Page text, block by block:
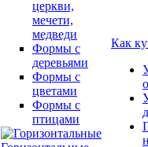
церкви,
мечети,
медведи
Формы с
деревьями
Формы с
цветами
Формы с
птицами
Как